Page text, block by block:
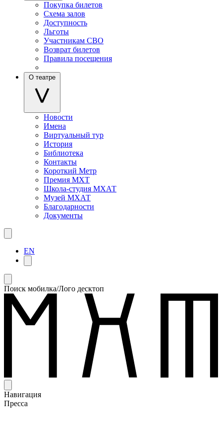
Покупка билетов
Схема залов
Доступность
Льготы
Участникам СВО
Возврат билетов
Правила посещения
О театре
Новости
Имена
Виртуальный тур
История
Библиотека
Контакты
Короткий Метр
Премия МХТ
Школа-студия МХАТ
Музей МХАТ
Благодарности
Документы
EN
Поиск мобилка/Лого десктоп
Навигация
Пресса